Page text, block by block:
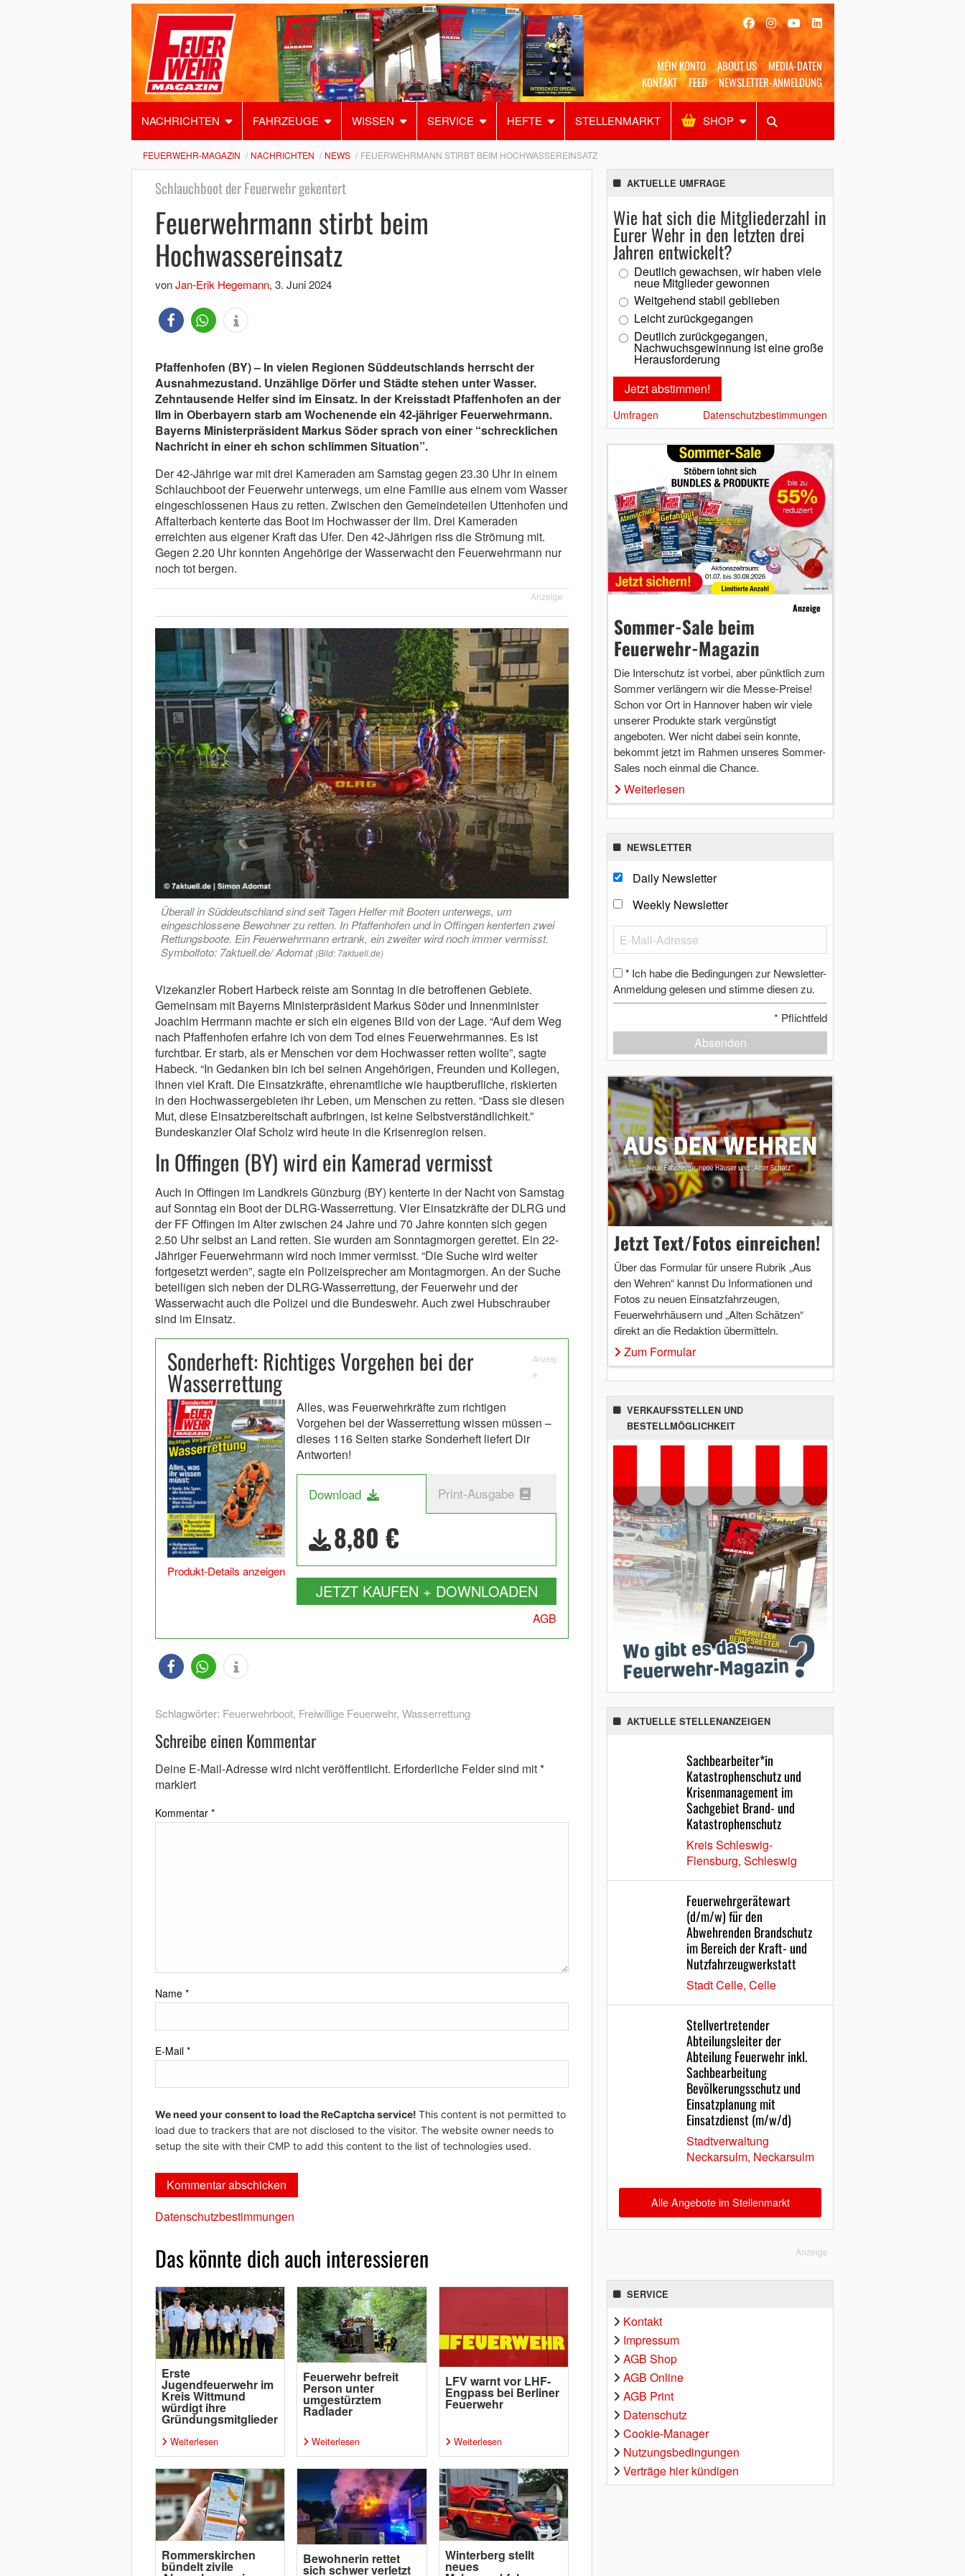
MEIN KONTO ABOUT US
MEDIA-DATEN
KONTAKT
FEED NEWSLETTER-ANMELDUNG
NACHRICHTEN FAHRZEUGE WISSEN SERVICE HEFTE STELLENMARKT SHOP
Alles Shop SUCHEN
FEUERWEHR-MAGAZIN NACHRICHTEN NEWS FEUERWEHRMANN STIRBT BEIM HOCHWASSEREINSATZ
Schlauchboot der Feuerwehr gekentert
Feuerwehrmann stirbt beim
Hochwassereinsatz
vonJan-Erik Hegemann, 3. Juni 2024
Pfaffenhofen (BY) – In vielen Regionen Süddeutschlands herrscht der
Ausnahmezustand. Unzählige Dörfer und Städte stehen unter Wasser.
Zehntausende Helfer sind im Einsatz. In der Kreisstadt Pfaffenhofen an der
Ilm in Oberbayern starb am Wochenende ein 42-jähriger Feuerwehrmann.
Bayerns Ministerpräsident Markus Söder sprach von einer “schrecklichen
Nachricht in einer eh schon schlimmen Situation”.
Der 42-Jährige war mit drei Kameraden am Samstag gegen 23.30 Uhr in einem
Schlauchboot der Feuerwehr unterwegs, um eine Familie aus einem vom Wasser
eingeschlossenen Haus zu retten. Zwischen den Gemeindeteilen Uttenhofen und
Affalterbach kenterte das Boot im Hochwasser der Ilm. Drei Kameraden
erreichten aus eigener Kraft das Ufer. Den 42-Jährigen riss die Strömung mit.
Gegen 2.20 Uhr konnten Angehörige der Wasserwacht den Feuerwehrmann nur
noch tot bergen.
Anzeige
Überall in Süddeutschland sind seit Tagen Helfer mit Booten unterwegs, um
eingeschlossene Bewohner zu retten. In Pfaffenhofen und in Offingen kenterten zwei
Rettungsboote. Ein Feuerwehrmann ertrank, ein zweiter wird noch immer vermisst.
Symbolfoto: 7aktuell.de/ Adomat (Bild: 7aktuell.de)
Vizekanzler Robert Harbeck reiste am Sonntag in die betroffenen Gebiete.
Gemeinsam mit Bayerns Ministerpräsident Markus Söder und Innenminister
Joachim Herrmann machte er sich ein eigenes Bild von der Lage. “Auf dem Weg
nach Pfaffenhofen erfahre ich von dem Tod eines Feuerwehrmannes. Es ist
furchtbar. Er starb, als er Menschen vor dem Hochwasser retten wollte”, sagte
Habeck. “In Gedanken bin ich bei seinen Angehörigen, Freunden und Kollegen,
ihnen viel Kraft. Die Einsatzkräfte, ehrenamtliche wie hauptberufliche, riskierten
in den Hochwassergebieten ihr Leben, um Menschen zu retten. “Dass sie diesen
Mut, diese Einsatzbereitschaft aufbringen, ist keine Selbstverständlichkeit.”
Bundeskanzler Olaf Scholz wird heute in die Krisenregion reisen.
In Offingen (BY) wird ein Kamerad vermisst
Auch in Offingen im Landkreis Günzburg (BY) kenterte in der Nacht von Samstag
auf Sonntag ein Boot der DLRG-Wasserrettung. Vier Einsatzkräfte der DLRG und
der FF Offingen im Alter zwischen 24 Jahre und 70 Jahre konnten sich gegen
2.50 Uhr selbst an Land retten. Sie wurden am Sonntagmorgen gerettet. Ein 22-
Jähriger Feuerwehrmann wird noch immer vermisst. “Die Suche wird weiter
fortgesetzt werden”, sagte ein Polizeisprecher am Montagmorgen. An der Suche
beteiligen sich neben der DLRG-Wasserrettung, der Feuerwehr und der
Wasserwacht auch die Polizei und die Bundeswehr. Auch zwei Hubschrauber
sind im Einsatz.
Sonderheft: Richtiges Vorgehen bei der
Wasserrettung
Anzeig
e
Produkt-Details anzeigen
Alles, was Feuerwehrkräfte zum richtigen
Vorgehen bei der Wasserrettung wissen müssen –
dieses 116 Seiten starke Sonderheft liefert Dir
Antworten!
Download Print-Ausgabe
8,80 €
JETZT KAUFEN + DOWNLOADEN
AGB
Schlagwörter: Feuerwehrboot, Freiwillige Feuerwehr, Wasserrettung
Schreibe einen Kommentar
Deine E-Mail-Adresse wird nicht veröffentlicht. Erforderliche Felder sind mit*
markiert
Kommentar *
Name *
E-Mail *
We need your consent to load the ReCaptcha service! This content is not permitted to
load due to trackers that are not disclosed to the visitor. The website owner needs to
setup the site with their CMP to add this content to the list of technologies used.
Datenschutzbestimmungen
Das könnte dich auch interessieren
Erste
Jugendfeuerwehr im
Kreis Wittmund
würdigt ihre
Gründungsmitglieder
Weiterlesen
Feuerwehr befreit
Person unter
umgestürztem
Radlader
Weiterlesen
LFV warnt vor LHF-
Engpass bei Berliner
Feuerwehr
Weiterlesen
Rommerskirchen
bündelt zivile Bewohnerin rettet
sich schwer verletzt
Winterberg stellt
neues
AKTUELLE UMFRAGE
Wie hat sich die Mitgliederzahl in
Eurer Wehr in den letzten drei
Jahren entwickelt?
Deutlich gewachsen, wir haben viele
neue Mitglieder gewonnen
Weitgehend stabil geblieben
Leicht zurückgegangen
Deutlich zurückgegangen,
Nachwuchsgewinnung ist eine große
Herausforderung
Umfragen Datenschutzbestimmungen
Anzeige
Sommer-Sale beim
Feuerwehr-Magazin
Die Interschutz ist vorbei, aber pünktlich zum
Sommer verlängern wir die Messe-Preise!
Schon vor Ort in Hannover haben wir viele
unserer Produkte stark vergünstigt
angeboten. Wer nicht dabei sein konnte,
bekommt jetzt im Rahmen unseres Sommer-
Sales noch einmal die Chance.
Weiterlesen
NEWSLETTER
Daily Newsletter
Weekly Newsletter
* Ich habe die Bedingungen zur Newsletter-
Anmeldung gelesen und stimme diesen zu.
* Pflichtfeld
Absenden
Jetzt Text/Fotos einreichen!
Über das Formular für unsere Rubrik „Aus
den Wehren“ kannst Du Informationen und
Fotos zu neuen Einsatzfahrzeugen,
Feuerwehrhäusern und „Alten Schätzen“
direkt an die Redaktion übermitteln.
Zum Formular
VERKAUFSSTELLEN UND
BESTELLMÖGLICHKEIT
AKTUELLE STELLENANZEIGEN
Sachbearbeiter*in
Katastrophenschutz und
Krisenmanagement im
Sachgebiet Brand- und
Katastrophenschutz
Kreis Schleswig-
Flensburg, Schleswig
Feuerwehrgerätewart
(d/m/w) für den
Abwehrenden Brandschutz
im Bereich der Kraft- und
Nutzfahrzeugwerkstatt
Stadt Celle, Celle
Stellvertretender
Abteilungsleiter der
Abteilung Feuerwehr inkl.
Sachbearbeitung
Bevölkerungsschutz und
Einsatzplanung mit
Einsatzdienst (m/w/d)
Stadtverwaltung
Neckarsulm, Neckarsulm
Alle Angebote im Stellenmarkt
Anzeige
SERVICE
Kontakt
Impressum
AGB Shop
AGB Online
AGB Print
Datenschutz
Cookie-Manager
Nutzungsbedingungen
Verträge hier kündigen